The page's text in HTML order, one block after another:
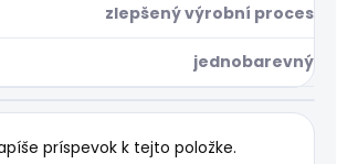
zlepšený výrobní proces
jednobarevný
príspevok k tejto položke.